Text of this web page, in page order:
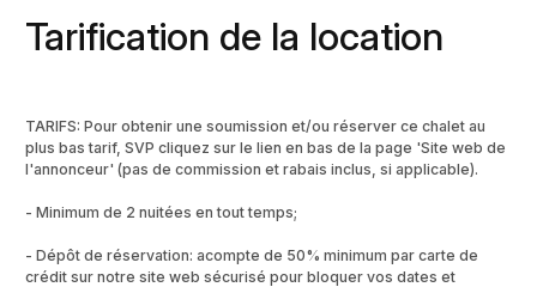
Tarification de la location
TARIFS: Pour obtenir une soumission et/ou réserver ce chalet au
plus bas tarif, SVP cliquez sur le lien en bas de la page 'Site web de
l'annonceur' (pas de commission et rabais inclus, si applicable).
- Minimum de 2 nuitées en tout temps;
- Dépôt de réservation: acompte de 50% minimum par carte de
crédit sur notre site web sécurisé pour bloquer vos dates et